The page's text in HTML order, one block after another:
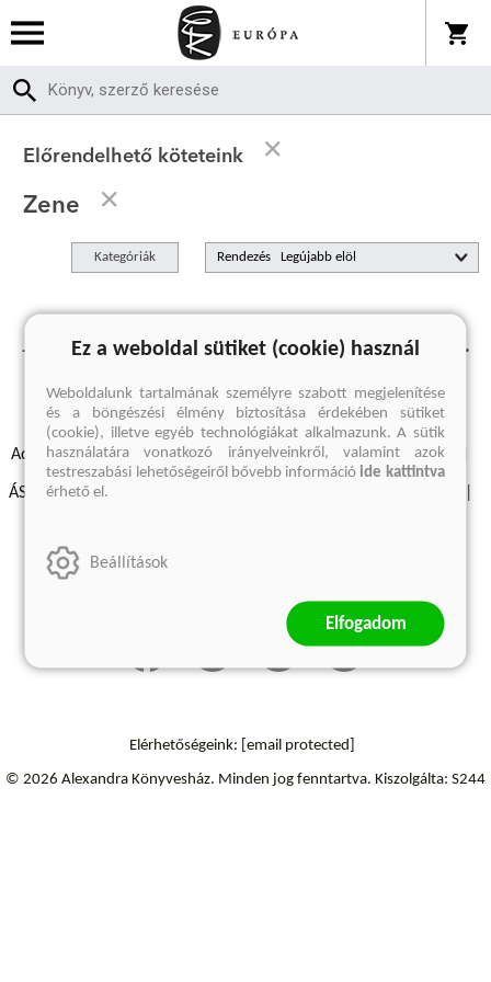
Előrendelhető köteteink
Zene
Kategóriák Rendezés
Jelenleg nincs előrendelhető termékünk.
Adatvédelmi szabályzatok Elállási felmondási nyilatkozat
ÁSZF - Vásárlási feltételek
Szállítási információk
Elérhetőségeink: [email protected]
© 2026 Alexandra Könyvesház. Minden jog fenntartva. Kiszolgálta: S244
Ez a weboldal sütiket (cookie) használ
Weboldalunk tartalmának személyre szabott megjelenítése
és a böngészési élmény biztosítása érdekében sütiket
(cookie), illetve egyéb technológiákat alkalmazunk. A sütik
használatára vonatkozó irányelveinkről, valamint azok
testreszabási lehetőségeiről bővebb információide kattintva
érhető el.
Beállítások
Elfogadom